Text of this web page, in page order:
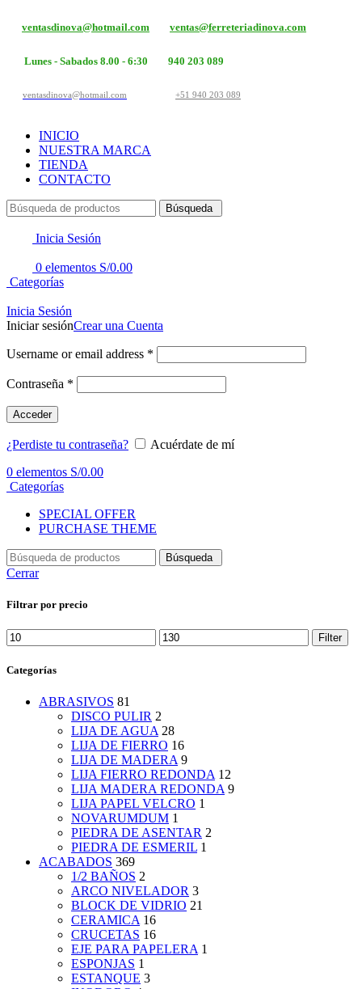
ventasdinova@hotmail.com ventas@ferreteriadinova.com
Lunes - Sabados 8.00 - 6:30 940 203 089
ventasdinova@hotmail.com +51 940 203 089
INICIO
NUESTRA MARCA
TIENDA
CONTACTO
Búsqueda
Inicia Sesión
0 elementos S/0.00
Categorías
Inicia Sesión
Iniciar sesiónCrear una Cuenta
Username or email address *
Contraseña *
Acceder
¿Perdiste tu contraseña?
Acuérdate de mí
0 elementos S/0.00
Categorías
SPECIAL OFFER
PURCHASE THEME
Búsqueda
Cerrar
Filtrar por precio
Min
price
Max
price
Filter
Categorías
ABRASIVOS 81
DISCO PULIR 2
LIJA DE AGUA 28
LIJA DE FIERRO 16
LIJA DE MADERA 9
LIJA FIERRO REDONDA 12
LIJA MADERA REDONDA 9
LIJA PAPEL VELCRO 1
NOVARUMDUM 1
PIEDRA DE ASENTAR 2
PIEDRA DE ESMERIL 1
ACABADOS 369
1/2 BAÑOS 2
ARCO NIVELADOR 3
BLOCK DE VIDRIO 21
CERAMICA 16
CRUCETAS 16
EJE PARA PAPELERA 1
ESPONJAS 1
ESTANQUE 3